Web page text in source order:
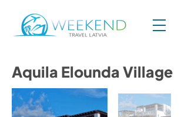
Aquila Elounda Village